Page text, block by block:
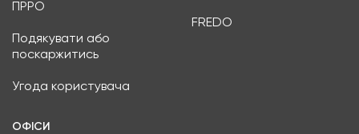
ПРРО
Подякувати або
поскаржитись
Угода користувача
FREDO
ОФІСИ